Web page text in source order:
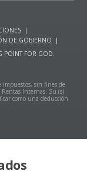
|
DE GOBIERNO
|
POINT FOR GOD.
impuestos, sin fines de
Rentas Internas. Su (s)
como una deducción